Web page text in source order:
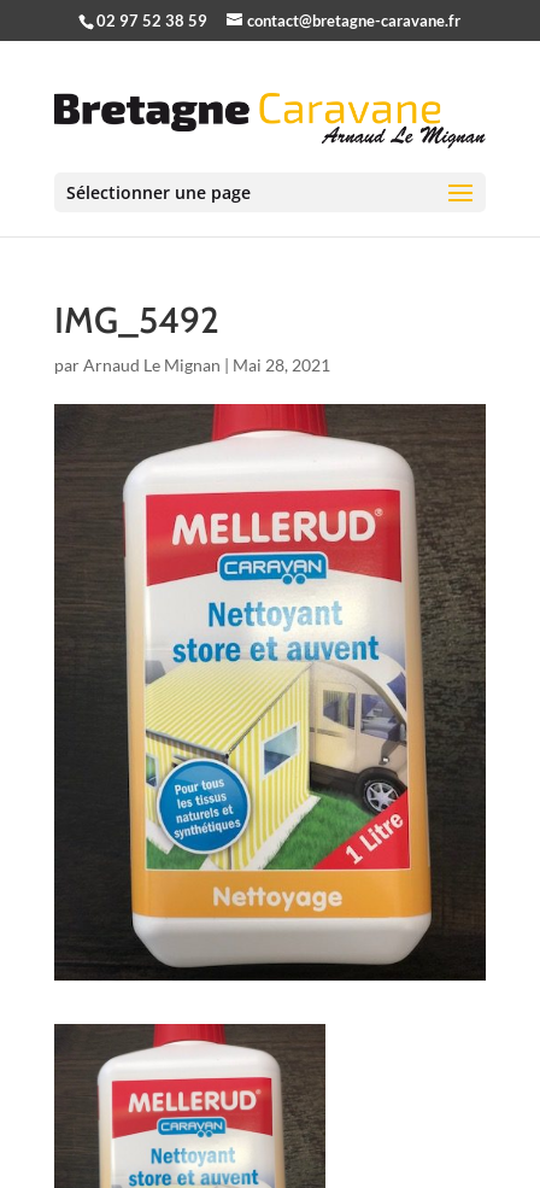
02 97 52 38 59 contact@bretagne-caravane.fr
Sélectionner une page
IMG_5492
parArnaud Le Mignan | Mai 28, 2021